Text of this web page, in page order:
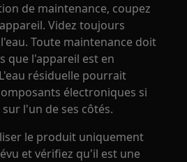
de maintenance, coupez
Videz toujours
Toute maintenance doit
que l'appareil est en
résiduelle pourrait
électroniques si
l'un de ses côtés.
le produit uniquement
et vérifiez qu'il est une